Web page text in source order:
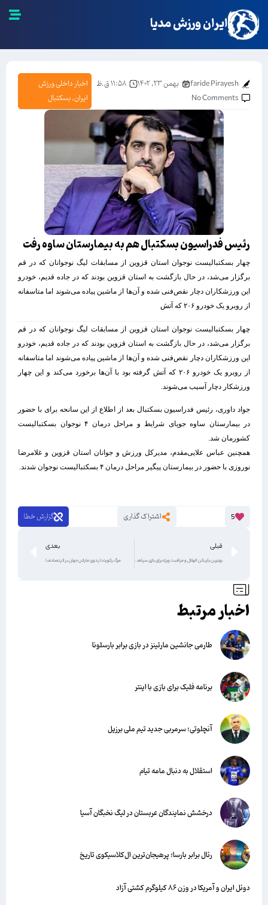
ایران ورزش مدیا
faride Pirayesh بهمن ۲۳, ۱۴۰۲
۱۱:۵۸ ق.ظ
No Comments
اخبار داخلی ورزش
ایران,بسکتبال
رئیس فدراسیون بسکتبال هم به بیمارستان ساوه رفت
چهار بسکتبالیست نوجوان استان قزوین از مسابقات لیگ نوجوانان که در قم
برگزار می‌شد، در حال بازگشت به استان قزوین بودند که در جاده قدیم، خودرو
این ورزشکاران دچار نقص‌فنی شده و آن‌ها از ماشین پیاده می‌شوند اما متاسفانه
از روبرو یک خودرو ٢٠۶ که آتش
چهار بسکتبالیست نوجوان استان قزوین از مسابقات لیگ نوجوانان که در قم
برگزار می‌شد، در حال بازگشت به استان قزوین بودند که در جاده قدیم، خودرو
این ورزشکاران دچار نقص‌فنی شده و آن‌ها از ماشین پیاده می‌شوند اما متاسفانه
از روبرو یک خودرو ٢٠۶ که آتش گرفته بود با آن‌ها برخورد می‌کند و این چهار
ورزشکار دچار آسیب می‌شوند.
جواد داوری، رئیس فدراسیون بسکتبال بعد از اطلاع از این سانحه برای با حضور
در بیمارستان ساوه جویای شرایط و مراحل درمان ۴ نوجوان بسکتبالیست
کشورمان شد.
همچنین عباس علایی‌مقدم، مدیرکل ورزش و جوانان استان قزوین و غلامرضا
نوروزی با حضور در بیمارستان پیگیر مراحل درمان ۴ بسکتبالیست نوجوان شدند.
5 اشتراک گذاری گزارش خطا
قبلی
بهترین بازیکن الهلال و مراقبت ویژه برای بازی سپاهان
بعدی
مرگ رکورددار دوی ماراتن جهان بر‌ اثر‌ تصادف!
اخبار مرتبط
طارمی جانشین مارتینز در بازی برابر بارسلونا
برنامه فلیک برای بازی با اینتر
آنچلوتی؛ سرمربی جدید تیم ملی برزیل
استقلال به دنبال مامه تیام
درخشش نمایندگان عربستان در لیگ نخبگان آسیا
رئال برابر بارسا؛ پرهیجان‌‌ترین ال‌کلاسیکوی تاریخ
دوئل ایران و آمریکا در وزن ۸۶ کیلوگرم کشتی آزاد